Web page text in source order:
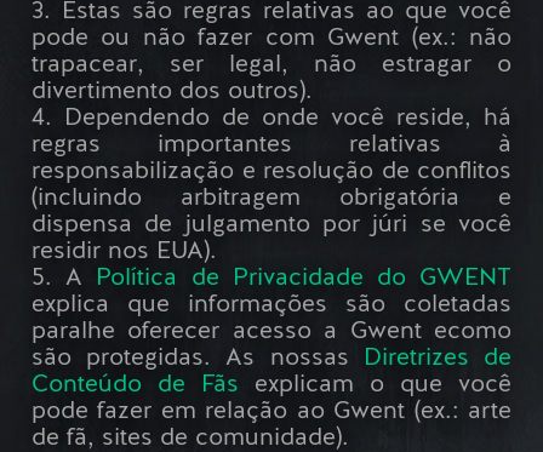
3. Estas são regras relativas ao que você
pode ou não fazer com Gwent (ex.: não
trapacear, ser legal, não estragar o
divertimento dos outros).
4. Dependendo de onde você reside, há
regras importantes relativas à
responsabilização e resolução de conflitos
(incluindo arbitragem obrigatória e
dispensa de julgamento por júri se você
residir nos EUA).
5. A
Política de Privacidade do GWENT
explica que informações são coletadas
paralhe oferecer acesso a Gwent ecomo
são protegidas. As nossas
Diretrizes de
Conteúdo de Fãs explicam o que você
pode fazer em relação ao Gwent (ex.: arte
de fã, sites de comunidade).